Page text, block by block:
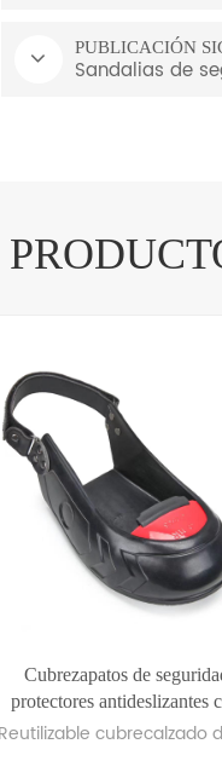
PUBLICACIÓN
Sandalias de
Cubrezapatos de
protectores antideslizantes
puntera